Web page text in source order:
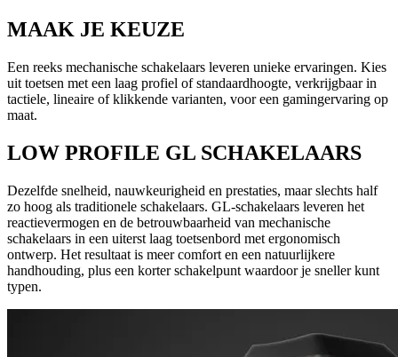
MAAK JE KEUZE
Een reeks mechanische schakelaars leveren unieke ervaringen. Kies
uit toetsen met een laag profiel of standaardhoogte, verkrijgbaar in
tactiele, lineaire of klikkende varianten, voor een gamingervaring op
maat.
LOW PROFILE GL SCHAKELAARS
Dezelfde snelheid, nauwkeurigheid en prestaties, maar slechts half
zo hoog als traditionele schakelaars. GL-schakelaars leveren het
reactievermogen en de betrouwbaarheid van mechanische
schakelaars in een uiterst laag toetsenbord met ergonomisch
ontwerp. Het resultaat is meer comfort en een natuurlijkere
handhouding, plus een korter schakelpunt waardoor je sneller kunt
typen.